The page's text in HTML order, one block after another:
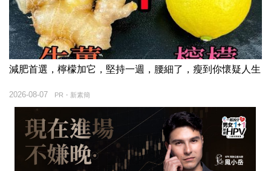
減肥首選，檸檬加它，堅持一週，腰細了，瘦到你懷疑人生
PR・新素簡
2026-08-07